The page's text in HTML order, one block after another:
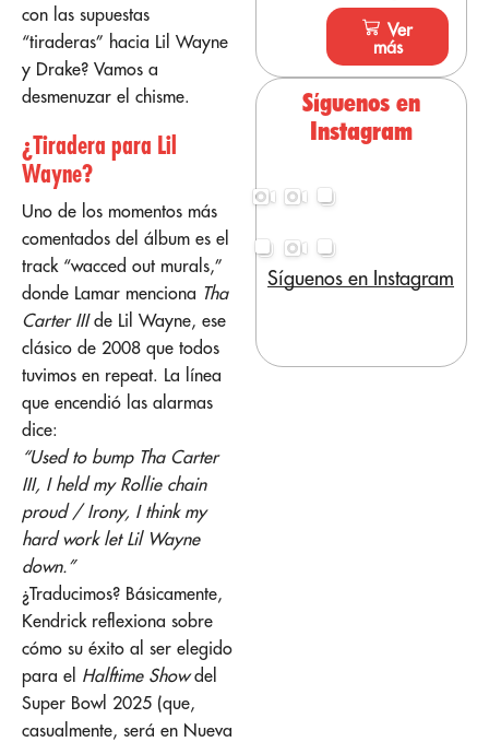
con las supuestas
“tiraderas” hacia Lil Wayne
y Drake? Vamos a
desmenuzar el chisme.
¿Tiradera para Lil
Wayne?
Uno de los momentos más
comentados del álbum es el
track “wacced out murals,”
donde Lamar menciona Tha
Carter IIIde Lil Wayne, ese
clásico de 2008 que todos
tuvimos en repeat. La línea
que encendió las alarmas
dice:
“Used to bump Tha Carter
III, I held my Rollie chain
proud / Irony, I think my
hard work let Lil Wayne
down.”
¿Traducimos? Básicamente,
Kendrick reflexiona sobre
cómo su éxito al ser elegido
para el Halftime Showdel
Super Bowl 2025 (que,
casualmente, será en Nueva
Ver
más
Síguenos en
Instagram
Síguenos en Instagram